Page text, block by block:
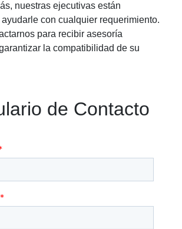
nuestras ejecutivas están
con cualquier requerimiento.
para recibir asesoría
la compatibilidad de su
de Contacto